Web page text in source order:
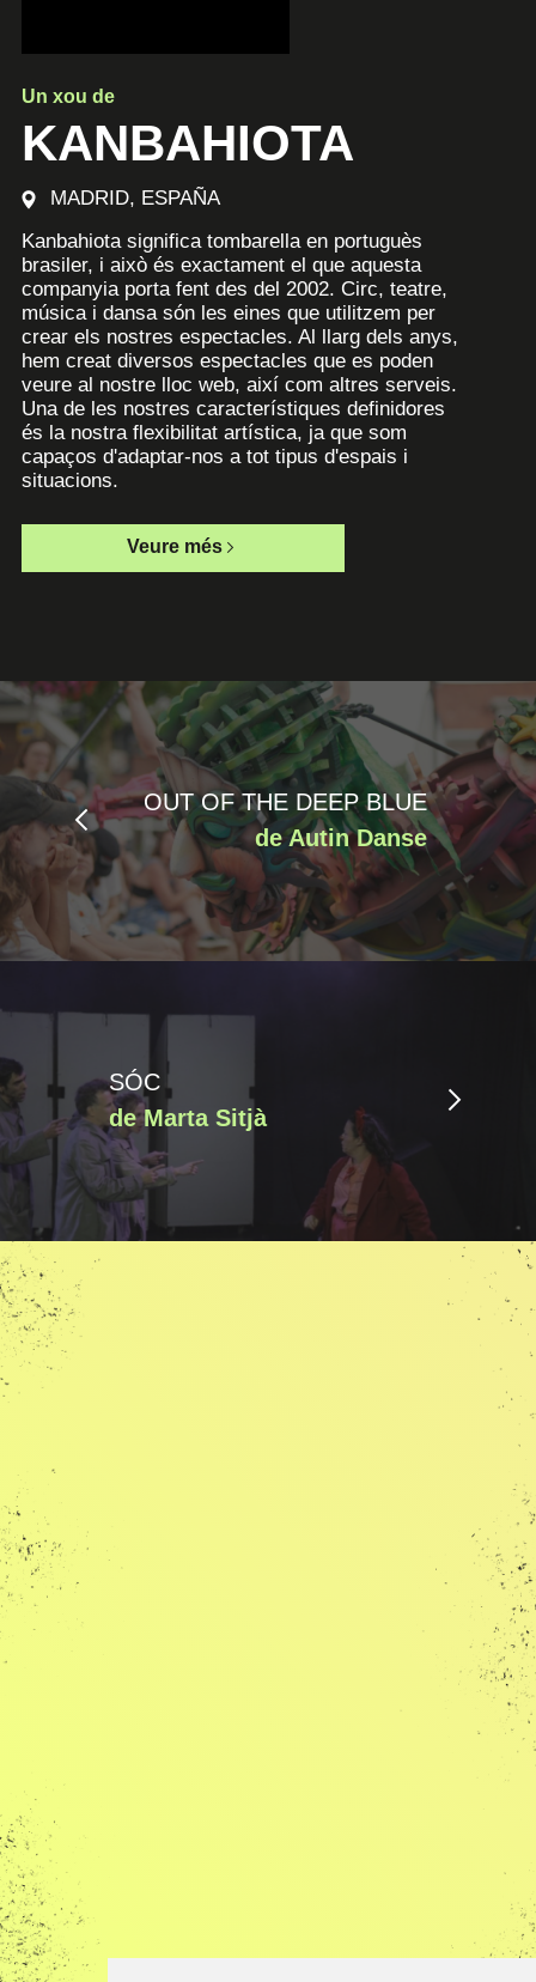
Un xou de
KANBAHIOTA
MADRID, ESPAÑA
Kanbahiota significa tombarella en portuguès
brasiler, i això és exactament el que aquesta
companyia porta fent des del 2002. Circ, teatre,
música i dansa són les eines que utilitzem per
crear els nostres espectacles. Al llarg dels anys,
hem creat diversos espectacles que es poden
veure al nostre lloc web, així com altres serveis.
Una de les nostres característiques definidores
és la nostra flexibilitat artística, ja que som
capaços d'adaptar-nos a tot tipus d'espais i
situacions.
Veure més
OUT OF THE DEEP BLUE
de Autin Danse
SÓC
de Marta Sitjà